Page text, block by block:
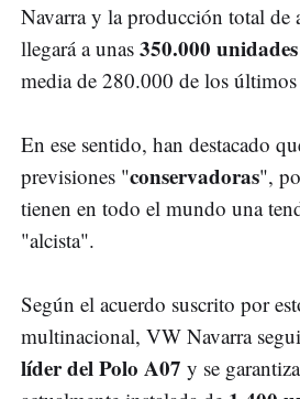
Navarra y la producción total de
llegará a unas 350.000
media de 280.000 de los últimos
En ese sentido, han destacado
previsiones "conservadoras",
tienen en todo el mundo una
"alcista".
Según el acuerdo suscrito por
multinacional, VW Navarra
líder del Polo A07 y se